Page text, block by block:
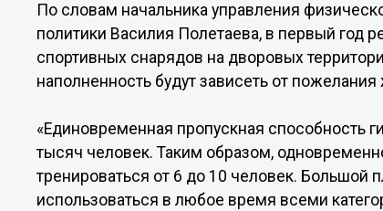
По словам начальника управления
политики Василия Полетаева, в первый год
спортивных снарядов на дворовых
наполненность будут зависеть от пожелания
«Единовременная пропускная способность
тысяч человек. Таким образом,
тренироваться от 6 до 10 человек. Большой
использоваться в любое время всеми